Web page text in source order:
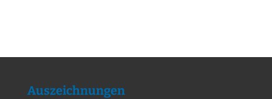
Auszeichnungen